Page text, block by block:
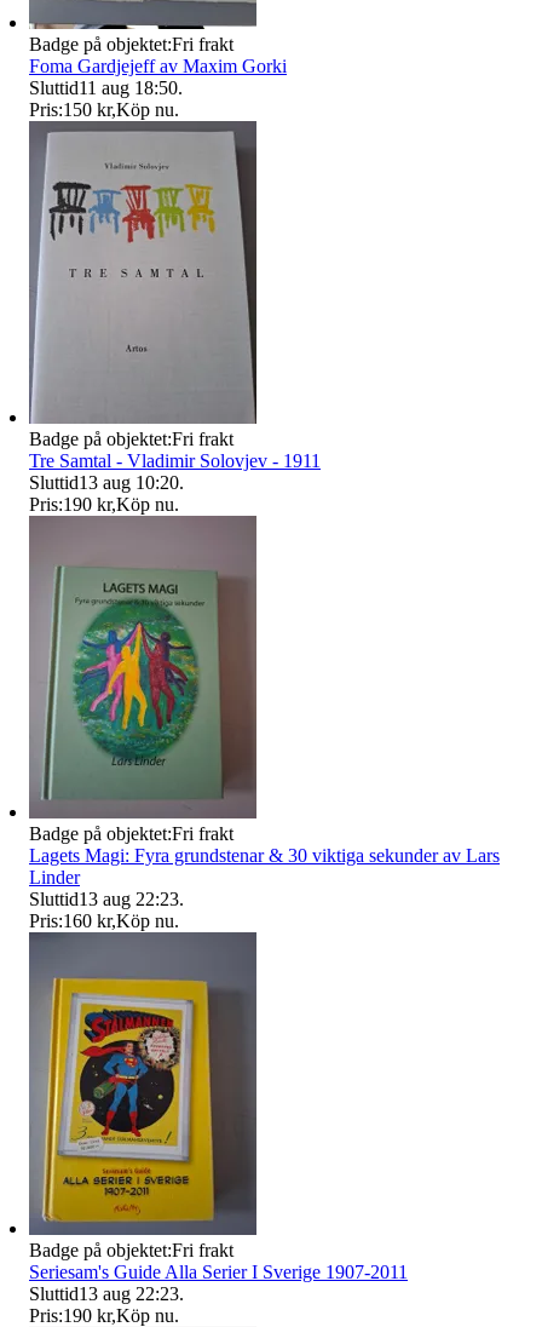
Badge på objektet:Fri frakt
Foma Gardjejeff av Maxim Gorki
Sluttid11 aug 18:50.
Pris:150 kr,Köp nu.
Badge på objektet:Fri frakt
Tre Samtal - Vladimir Solovjev - 1911
Sluttid13 aug 10:20.
Pris:190 kr,Köp nu.
Badge på objektet:Fri frakt
Lagets Magi: Fyra grundstenar & 30 viktiga sekunder av Lars
Linder
Sluttid13 aug 22:23.
Pris:160 kr,Köp nu.
Badge på objektet:Fri frakt
Seriesam's Guide Alla Serier I Sverige 1907-2011
Sluttid13 aug 22:23.
Pris:190 kr,Köp nu.